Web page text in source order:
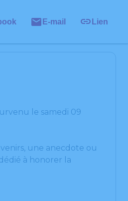
E-mail Lien
le samedi 09
une anecdote ou
à honorer la